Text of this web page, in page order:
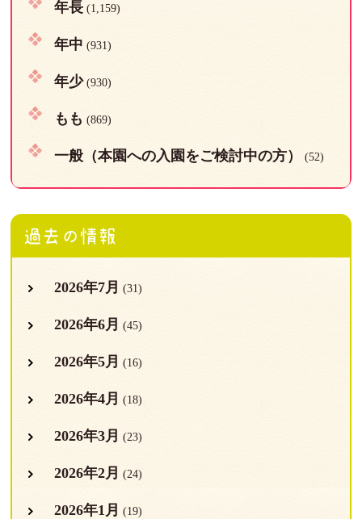
年長(1,159)
年中 (931)
年少(930)
もも (869)
一般（本園への入園をご検討中の方） (52)
過去の情報
2026年7月 (31)
2026年6月 (45)
2026年5月 (16)
2026年4月 (18)
2026年3月 (23)
2026年2月 (24)
2026年1月 (19)